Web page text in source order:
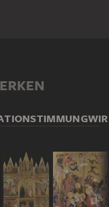
STIMMUNG